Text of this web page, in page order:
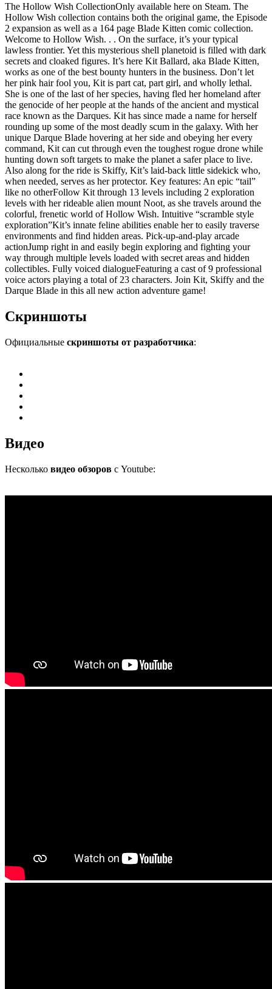
The Hollow Wish CollectionOnly available here on Steam. The
Hollow Wish collection contains both the original game, the Episode
2 expansion as well as a 164 page Blade Kitten comic collection.
Welcome to Hollow Wish. . . On the surface, it’s your typical
lawless frontier. Yet this mysterious shell planetoid is filled with dark
secrets and cloaked figures. It’s here Kit Ballard, aka Blade Kitten,
works as one of the best bounty hunters in the business. Don’t let
her pink hair fool you, Kit is part cat, part girl, and wholly lethal.
She is one of the last of her species, having fled her homeland after
the genocide of her people at the hands of the ancient and mystical
race known as the Darques. Kit has since made a name for herself
rounding up some of the most deadly scum in the galaxy. With her
unique Darque Blade hovering at her side and obeying her every
command, Kit can cut through even the toughest rogue drone while
hunting down soft targets to make the planet a safer place to live.
Also along for the ride is Skiffy, Kit’s laid-back little sidekick who,
when needed, serves as her protector. Key features: An epic “tail”
like no otherFollow Kit through 13 levels including 2 exploration
levels with her rideable alien mount Noot, as she travels around the
colorful, frenetic world of Hollow Wish. Intuitive “scramble style
exploration”Kit’s innate feline abilities enable her to easily traverse
environments and find hidden areas. Pick-up-and-play arcade
actionJump right in and easily begin exploring and fighting your
way through multiple levels loaded with secret areas and hidden
collectibles. Fully voiced dialogueFeaturing a cast of 9 professional
voice actors playing a total of 23 characters. Join Kit, Skiffy and the
Darque Blade in this all new action adventure game!
Скриншоты
Официальные скриншоты от разработчика:
Видео
Несколько видео обзоров с Youtube: